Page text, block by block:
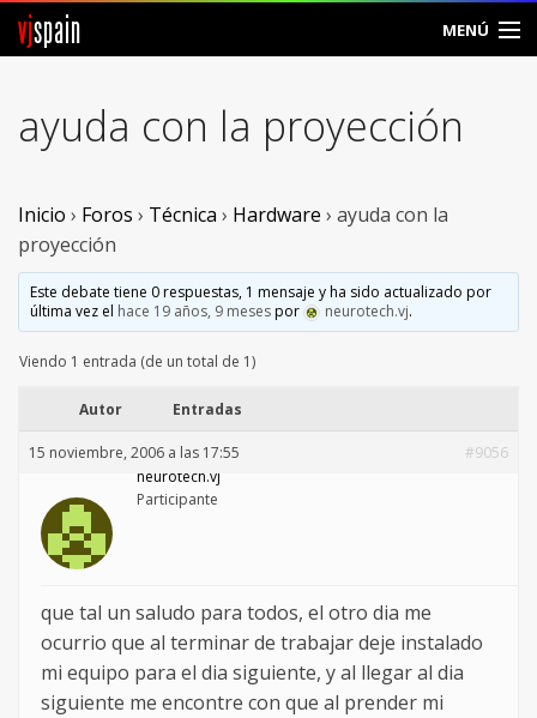
vjspain MENÚ
Foros
Vjspain
Ayuda
Contacto
ayuda con la proyección
Inicio › Foros › Técnica › Hardware › ayuda con la
proyección
Este debate tiene 0 respuestas, 1 mensaje y ha sido actualizado por
última vez el hace 19 años, 9 mesespor neurotech.vj.
Viendo 1 entrada (de un total de 1)
Autor Entradas
15 noviembre, 2006 a las 17:55
#9056
neurotech.vj
Participante
que tal un saludo para todos, el otro dia me
ocurrio que al terminar de trabajar deje instalado
mi equipo para el dia siguiente, y al llegar al dia
siguiente me encontre con que al prender mi